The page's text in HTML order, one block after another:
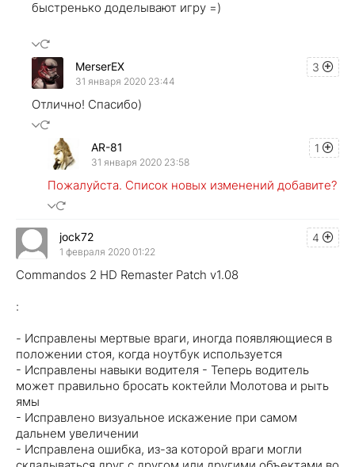
быстренько доделывают игру =)
3
MerserEX
31 января 2020 23:44
Отлично! Спасибо)
1
AR-81
31 января 2020 23:58
Пожалуйста. Список новых изменений добавите?
4
jock72
1 февраля 2020 01:22
Commandos 2 HD Remaster Patch v1.08
:
- Исправлены мертвые враги, иногда появляющиеся в
положении стоя, когда ноутбук используется
- Исправлены навыки водителя - Теперь водитель
может правильно бросать коктейли Молотова и рыть
ямы
- Исправлено визуальное искажение при самом
дальнем увеличении
- Исправлена ​​ошибка, из-за которой враги могли